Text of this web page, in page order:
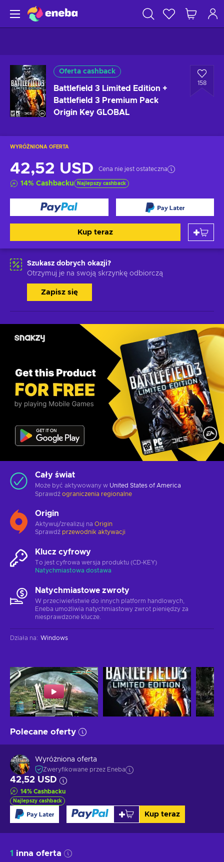
Oferta cashback
Battlefield 3 Limited Edition +
Battlefield 3 Premium Pack
Origin Key GLOBAL
158
WYRÓŻNIONA OFERTA
42,52 USD Cena nie jest ostateczna
14% Cashbacku Najlepszy cashback
Kup teraz
Szukasz dobrych okazji?
Otrzymuj je na swoją skrzynkę odbiorczą
Zapisz się
Cały świat
Może być aktywowany w United States of America
Sprawdź ograniczenia regionalne
Origin
Aktywuj/zrealizuj na Origin
Sprawdź przewodnik aktywacji
Klucz cyfrowy
To jest cyfrowa wersja produktu (CD-KEY)
Natychmiastowa dostawa
Natychmiastowe zwroty
W przeciwieństwie do innych platform handlowych,
Eneba umożliwia natychmiastowy zwrot pieniędzy za
niesprawdzone klucze.
Działa na: Windows
Polecane oferty
Wyróżniona oferta
Zweryfikowane przez Eneba
42,52 USD
14% Cashbacku
Najlepszy cashback
Kup teraz
1 inna oferta